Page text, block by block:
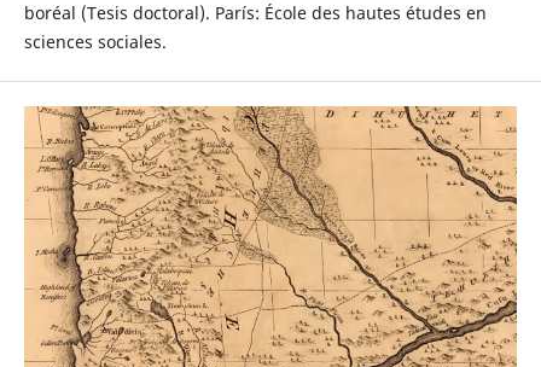
boréal (Tesis doctoral). París: École des hautes études en
sciences sociales.